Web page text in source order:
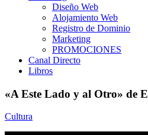
Diseño Web
Alojamiento Web
Registro de Dominio
Marketing
PROMOCIONES
Canal Directo
Libros
«A Este Lado y al Otro» de
Cultura